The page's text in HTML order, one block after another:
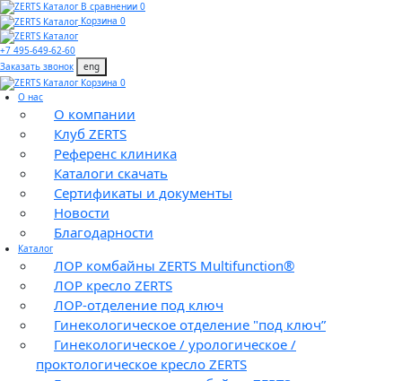
В сравнении 0
Корзина 0
+7 495-649-62-60
Заказать звонок
eng
Корзина 0
О нас
О компании
Клуб ZERTS
Референс клиника
Каталоги скачать
Сертификаты и документы
Новости
Благодарности
Каталог
ЛОР комбайны ZERTS Multifunction®
ЛОР кресло ZERTS
ЛОР-отделение под ключ
Гинекологическое отделение "под ключ”
Гинекологическое / урологическое /
проктологическое кресло ZERTS